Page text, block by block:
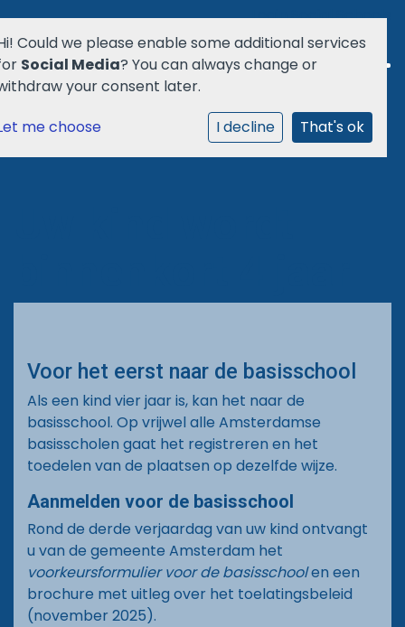
Login Social Schools
Welkom
Praktisch
Documenten
Contact
Voor het eerst naar de basisschool
Als een kind vier jaar is, kan het naar de
basisschool. Op vrijwel alle Amsterdamse
basisscholen gaat het registreren en het
toedelen van de plaatsen op dezelfde wijze.
Aanmelden voor de basisschool
Rond de derde verjaardag van uw kind ontvangt
u van de gemeente Amsterdam het
voorkeursformulier voor de basisschoolen een
brochure met uitleg over het toelatingsbeleid
(november 2025).
Could we please enable some additional services
Social Media? You can always change or
your consent later.
me choose
I decline That's ok